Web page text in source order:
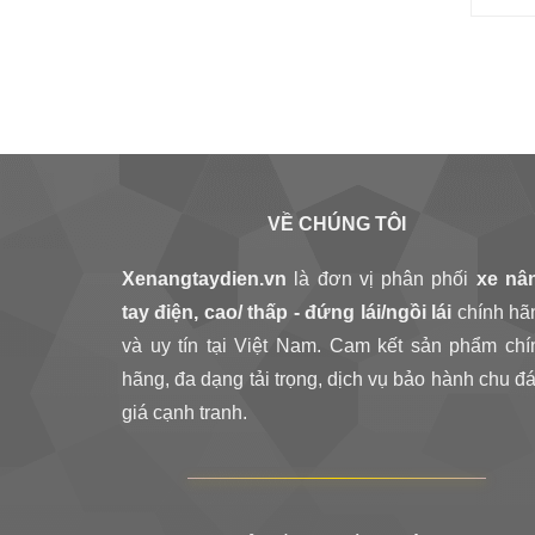
VỀ CHÚNG TÔI
Xenangtaydien.vn là đơn vị phân phối xe
tay điện, cao/ thấp - đứng lái/ngồi lái chính
và uy tín tại Việt Nam. Cam kết sản phẩm
hãng, đa dạng tải trọng, dịch vụ bảo hành chu
giá cạnh tranh.